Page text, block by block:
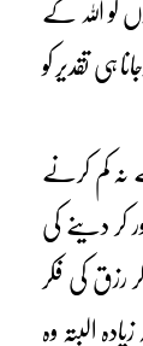
کو اللہ کے
ہی تقدیر کو
کم کرنے
کر دینے کی
کی فکر
البتہ وہ